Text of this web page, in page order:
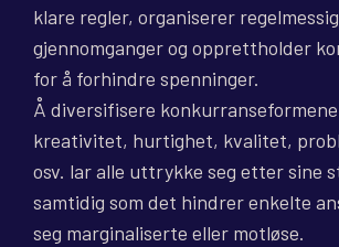
klare regler, organiserer
gjennomganger og opprettholder
for å forhindre spenninger.
Å diversifisere
kreativitet, hurtighet, kvalitet,
osv. lar alle uttrykke seg etter sine
samtidig som det hindrer enkelte
seg marginaliserte eller motløse.